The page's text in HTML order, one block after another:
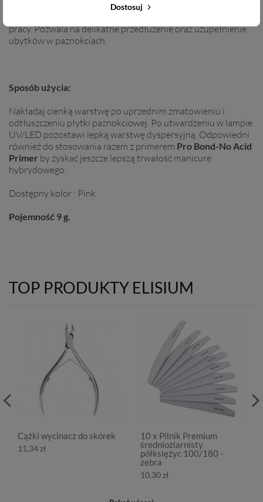
Dostosuj
: bazy , topu oraz lakieru. Kolory baz pozwalają na krycie
pracy. Pozwala na delikatne przedłużenie oraz uzupełnienie
ubytków w paznokciach.
Sposób użycia:
Nakładaj cienką warstwę po uprzednim zmatowieniu i
odtłuszczeniu płytki paznokciowej. Po utwardzeniu w lampie
UV/LED pozostawi lepką warstwę dyspersyjną. Odpowiedni
również do stosowania razem z primerem Pro Bond-No Acid
Primer by zyskać jeszcze lepszą trwałość manicure
hybrydowego.
Dostępny kolor : Pink
Pojemność 9 g.
TOP PRODUKTY ELISIUM
Cążki wycinacz do skórek
11,34 zł
10 x Pilnik Premium
średnioziarnisty
półksiężyc 100/180 -
zebra
10,30 zł